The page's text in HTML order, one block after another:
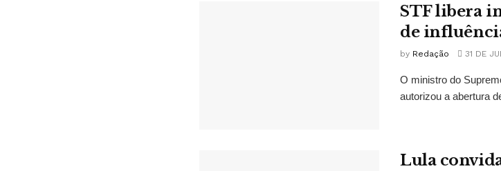
STF libera
de
by Redação 31 DE
O ministro do
autorizou a abertura
Lula